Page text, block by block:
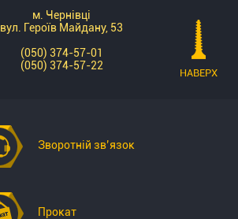
м. Чернівці
вул. Героїв Майдану, 53
(050) 374-57-01
(050) 374-57-22
Зворотній зв’язок
Прокат
НАВЕРХ